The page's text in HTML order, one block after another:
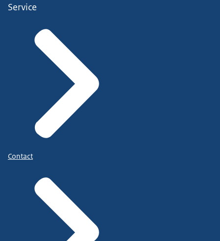
Service
Contact